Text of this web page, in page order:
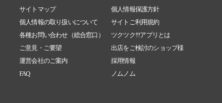
サイトマップ
個人情報保護方針
個人情報の取り扱いについて
サイトご利用規約
各種お問い合わせ（総合窓口）
ツクツク!!!アプリとは
ご意見・ご要望
出店をご検討のショップ様
運営会社のご案内
採用情報
FAQ
ノムノム